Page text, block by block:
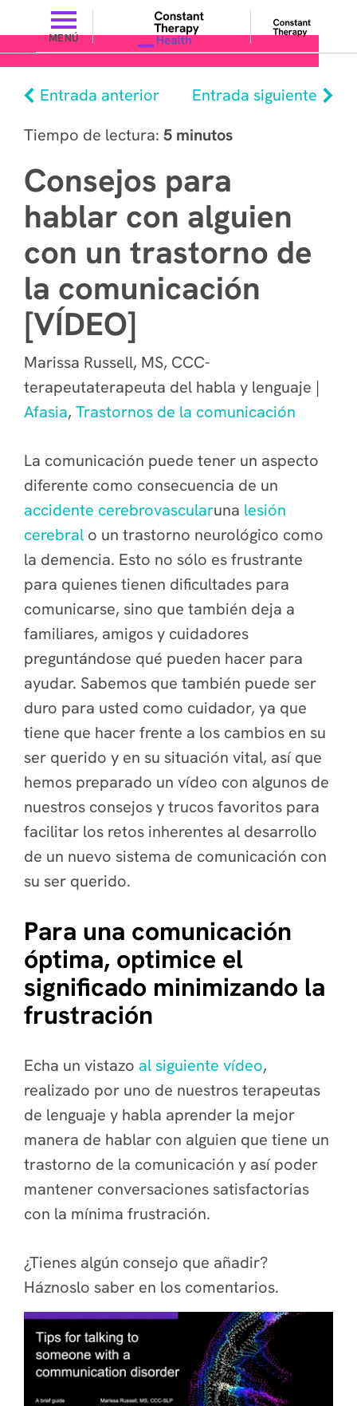
MENÚ
Entrada anterior
Entrada siguiente
Tiempo de lectura: 5 minutos
Consejos para
hablar con alguien
con un trastorno de
la comunicación
[VÍDEO]
Marissa Russell, MS, CCC-
terapeutaterapeuta del habla y lenguaje |
Afasia, Trastornos de la comunicación
La comunicación puede tener un aspecto
diferente como consecuencia de un
accidente cerebrovascularuna lesión
cerebral o un trastorno neurológico como
la demencia. Esto no sólo es frustrante
para quienes tienen dificultades para
comunicarse, sino que también deja a
familiares, amigos y cuidadores
preguntándose qué pueden hacer para
ayudar. Sabemos que también puede ser
duro para usted como cuidador, ya que
tiene que hacer frente a los cambios en su
ser querido y en su situación vital, así que
hemos preparado un vídeo con algunos de
nuestros consejos y trucos favoritos para
facilitar los retos inherentes al desarrollo
de un nuevo sistema de comunicación con
su ser querido.
Para una comunicación
óptima, optimice el
significado minimizando la
frustración
Echa un vistazo al siguiente vídeo,
realizado por uno de nuestros terapeutas
de lenguaje y habla aprender la mejor
manera de hablar con alguien que tiene un
trastorno de la comunicación y así poder
mantener conversaciones satisfactorias
con la mínima frustración.
¿Tienes algún consejo que añadir?
Háznoslo saber en los comentarios.